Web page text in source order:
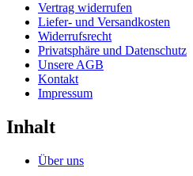
Vertrag widerrufen
Liefer- und Versandkosten
Widerrufsrecht
Privatsphäre und Datenschutz
Unsere AGB
Kontakt
Impressum
Inhalt
Über uns